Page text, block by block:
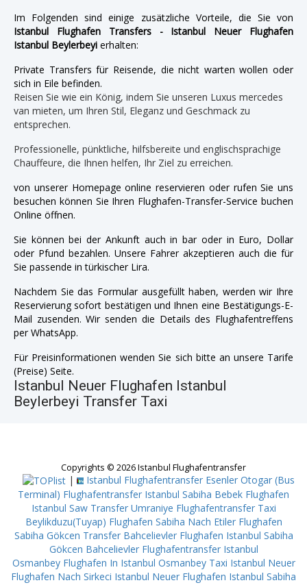
Im Folgenden sind einige zusätzliche Vorteile, die Sie von
Istanbul Flughafen Transfers - Istanbul Neuer Flughafen
Istanbul Beylerbeyi erhalten:
Private Transfers für Reisende, die nicht warten wollen oder
sich in Eile befinden.
Reisen Sie wie ein König, indem Sie unseren Luxus mercedes
van mieten, um Ihren Stil, Eleganz und Geschmack zu
entsprechen.
Professionelle, pünktliche, hilfsbereite und englischsprachige
Chauffeure, die Ihnen helfen, Ihr Ziel zu erreichen.
von unserer Homepage online reservieren oder rufen Sie uns
besuchen können Sie Ihren Flughafen-Transfer-Service buchen
Online öffnen.
Sie können bei der Ankunft auch in bar oder in Euro, Dollar
oder Pfund bezahlen. Unsere Fahrer akzeptieren auch die für
Sie passende in türkischer Lira.
Nachdem Sie das Formular ausgefüllt haben, werden wir Ihre
Reservierung sofort bestätigen und Ihnen eine Bestätigungs-E-
Mail zusenden. Wir senden die Details des Flughafentreffens
per WhatsApp.
Für Preisinformationen wenden Sie sich bitte an unsere Tarife
(Preise) Seite.
Istanbul Neuer Flughafen Istanbul
Beylerbeyi Transfer Taxi
Copyrights © 2026 Istanbul Flughafentransfer
|
Istanbul Flughafentransfer Esenler Otogar (Bus
Terminal) Flughafentransfer Istanbul Sabiha Bebek Flughafen
Istanbul Saw Transfer Umraniye Flughafentransfer Taxi
Beylikduzu(Tuyap) Flughafen Sabiha Nach Etiler Flughafen
Sabiha Gökcen Transfer Bahcelievler Flughafen Istanbul Sabiha
Gökcen Bahcelievler Flughafentransfer Istanbul
Osmanbey Flughafen In Istanbul Osmanbey Taxi Istanbul Neuer
Flughafen Nach Sirkeci Istanbul Neuer Flughafen Istanbul Sabiha